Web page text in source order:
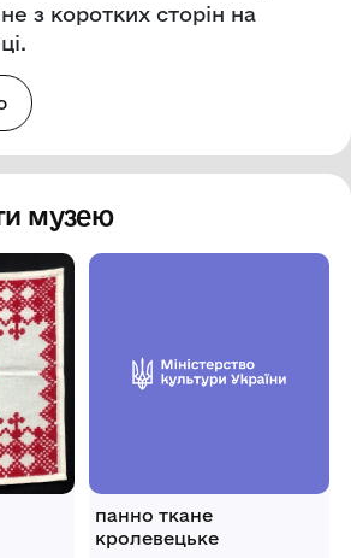
з коротких сторін на
музею
панно ткане
кролевецьке